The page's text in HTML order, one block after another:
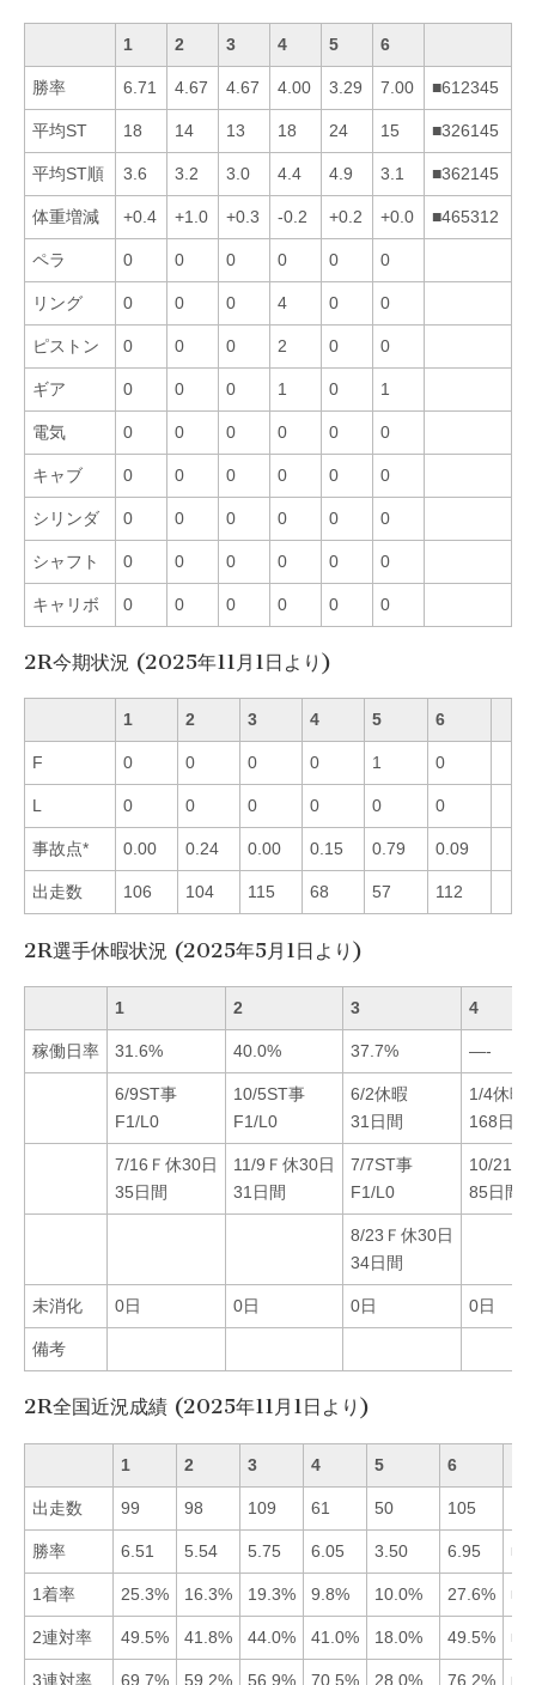
1 2 3 4 5 6
勝率 6.71 4.67 4.67 4.00 3.29 7.00 ■612345
平均ST 18 14 13 18 24 15 ■326145
平均ST順 3.6 3.2 3.0 4.4 4.9 3.1 ■362145
体重増減 +0.4 +1.0 +0.3 -0.2 +0.2 +0.0 ■465312
ペラ 0 0 0 0 0 0
リング 0 0 0 4 0 0
ピストン 0 0 0 2 0 0
ギア 0 0 0 1 0 1
電気 0 0 0 0 0 0
キャブ 0 0 0 0 0 0
シリンダ 0 0 0 0 0 0
シャフト 0 0 0 0 0 0
キャリボ 0 0 0 0 0 0
2R今期状況 (2025年11月1日より)
1 2 3 4 5 6
F 0 0 0 0 1 0
L 0 0 0 0 0 0
事故点* 0.00 0.24 0.00 0.15 0.79 0.09
出走数 106 104 115 68 57 112
2R選手休暇状況 (2025年5月1日より)
1 2 3 4
稼働日率 31.6% 40.0% 37.7% —-
6/9ST事
F1/L0
10/5ST事
F1/L0
6/2休暇
31日間
1/4休暇
168日間
7/16Ｆ休30日
35日間
11/9Ｆ休30日
31日間
7/7ST事
F1/L0
10/21休
85日間
8/23Ｆ休30日
34日間
未消化 0日 0日 0日 0日
備考
2R全国近況成績 (2025年11月1日より)
1 2 3 4 5 6
出走数 99 98 109 61 50 105
勝率 6.51 5.54 5.75 6.05 3.50 6.95
1着率 25.3% 16.3% 19.3% 9.8% 10.0% 27.6%
2連対率 49.5% 41.8% 44.0% 41.0% 18.0% 49.5%
3連対率 69.7% 59.2% 56.9% 70.5% 28.0% 76.2%